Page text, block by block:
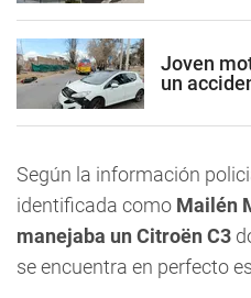
Joven
un
Según la información
identificada como Mailén
manejaba un Citroën C3
se encuentra en perfecto